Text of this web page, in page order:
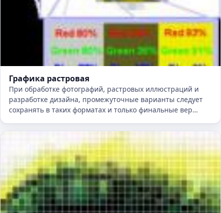
Графика растровая
При обработке фотографий, растровых иллюстраций и
разработке дизайна, промежуточные варианты следует
сохранять в таких форматах и только финальные вер…